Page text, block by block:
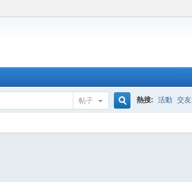
帖子 熱搜: 活動 交友